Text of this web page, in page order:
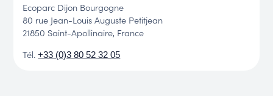
Ecoparc Dijon Bourgogne
80 rue Jean-Louis Auguste Petitjean
21850 Saint-Apollinaire, France
Tél.+33 (0)3 80 52 32 05